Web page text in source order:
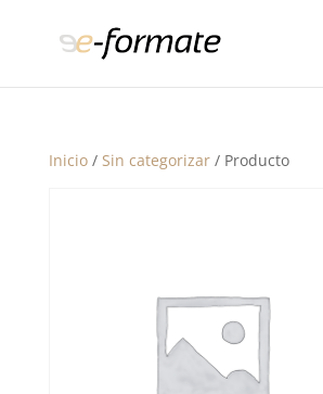
Inicio/ Sin categorizar/ Producto